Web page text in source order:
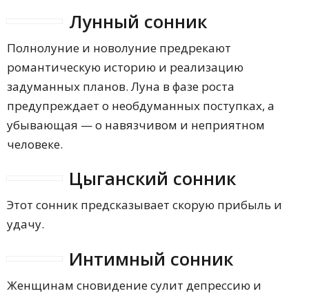
Лунный сонник
Полнолуние и новолуние предрекают
романтическую историю и реализацию
задуманных планов. Луна в фазе роста
предупреждает о необдуманных поступках, а
убывающая — о навязчивом и неприятном
человеке.
Цыганский сонник
Этот сонник предсказывает скорую прибыль и
удачу.
Интимный сонник
Женщинам сновидение сулит депрессию и